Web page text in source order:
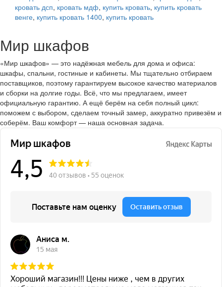
кровать дсп, кровать мдф, купить кровать, купить кровать
венге, купить кровать 1400, купить кровать
Мир шкафов
«Мир шкафов» — это надёжная мебель для дома и офиса:
шкафы, спальни, гостиные и кабинеты. Мы тщательно отбираем
поставщиков, поэтому гарантируем высокое качество материалов
и сборки на долгие годы. Всё, что мы предлагаем, имеет
официальную гарантию. А ещё берём на себя полный цикл:
поможем с выбором, сделаем точный замер, аккуратно привезём и
соберём. Ваш комфорт — наша основная задача.